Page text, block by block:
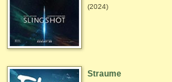
(2024)
Straume